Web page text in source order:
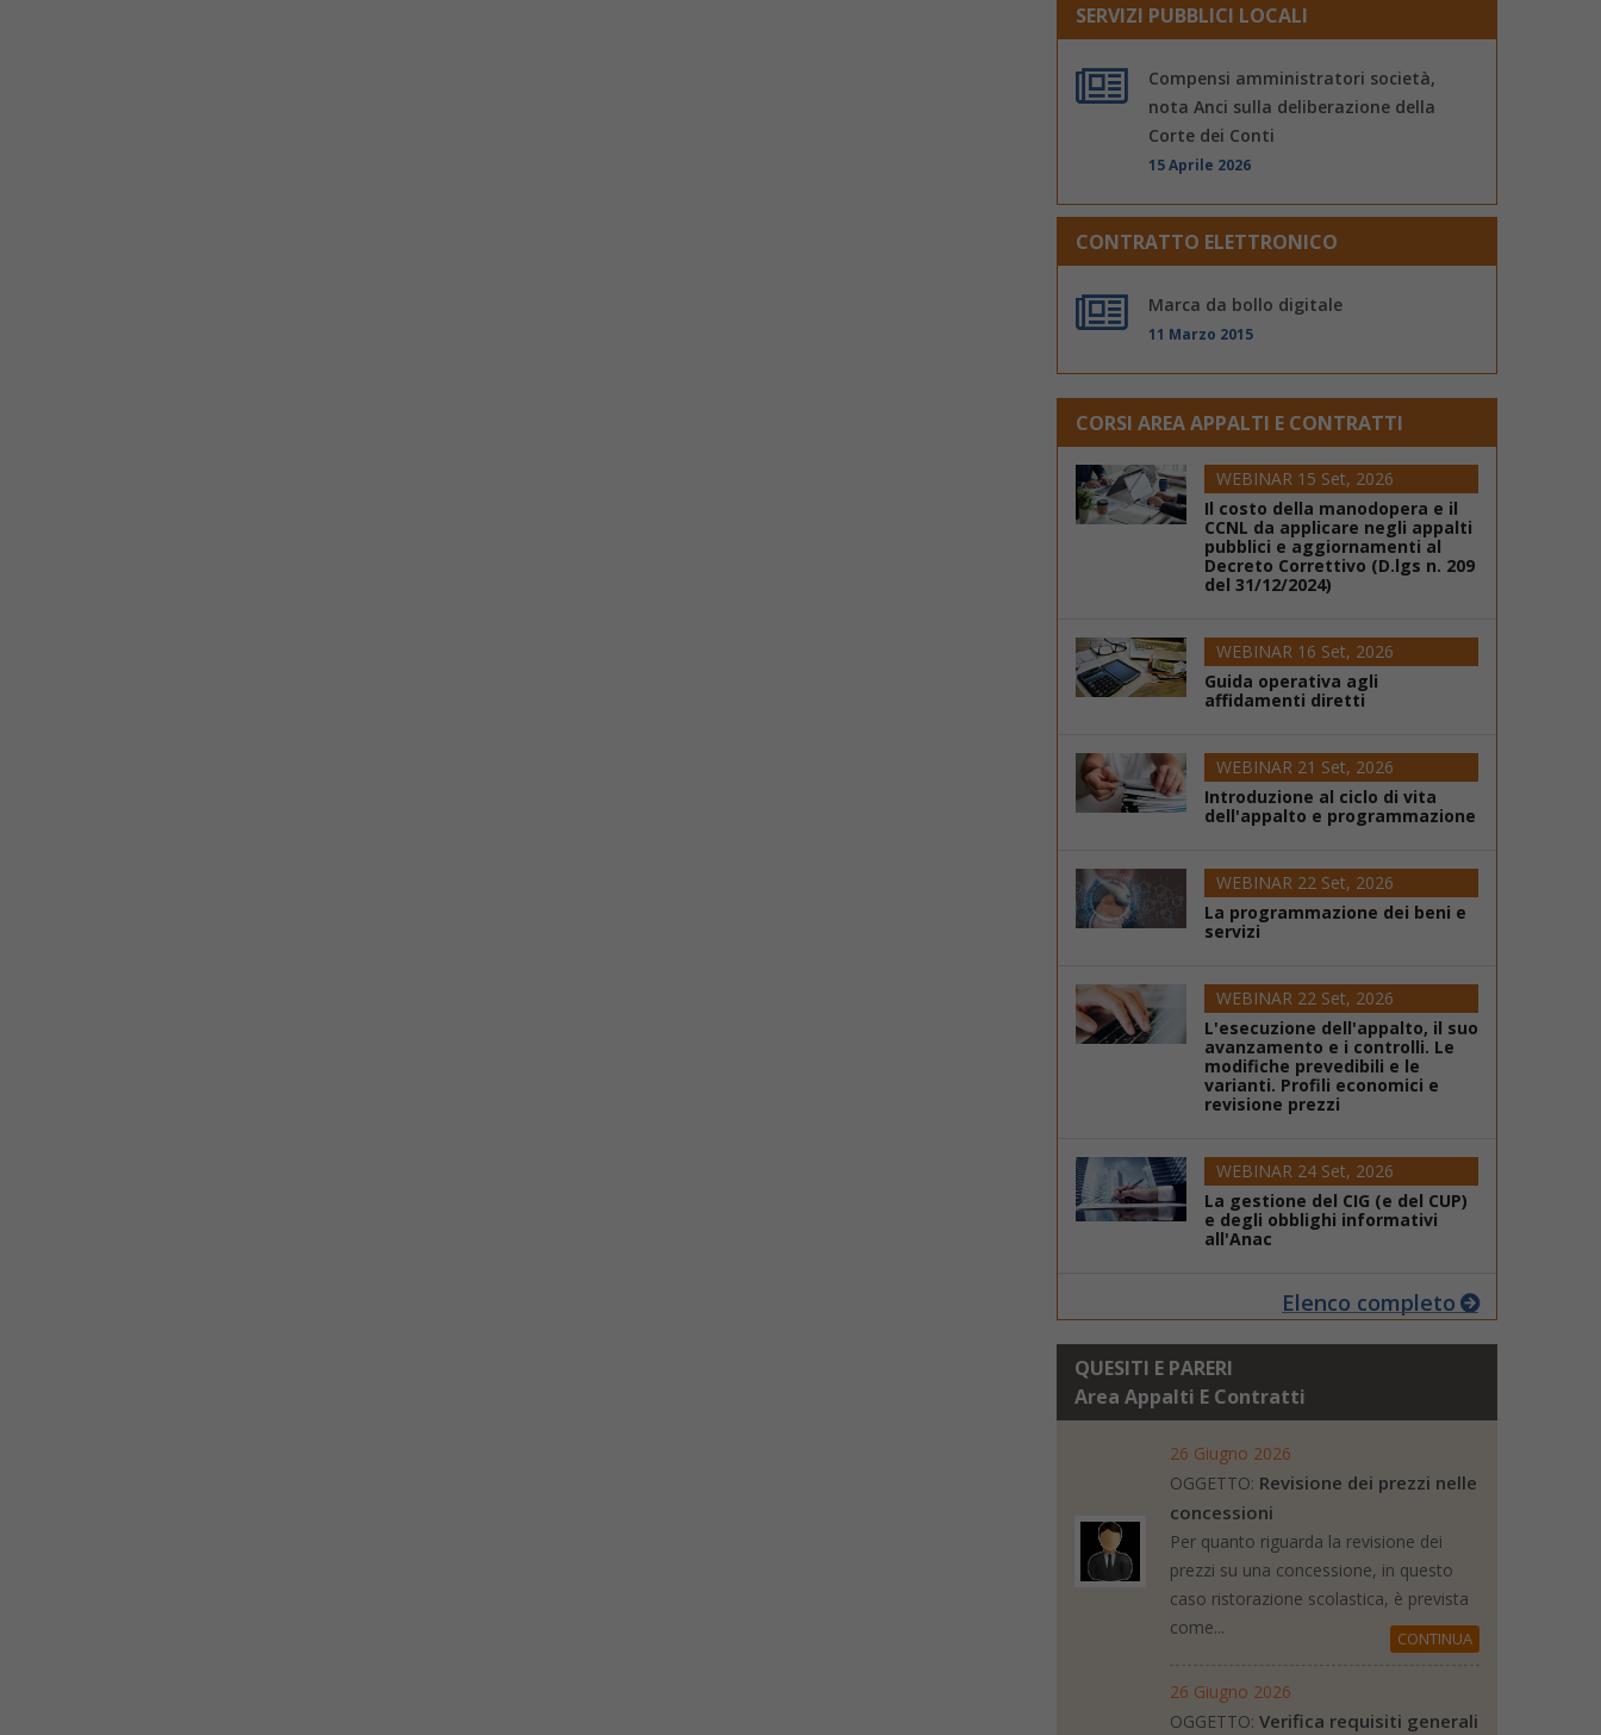
SERVIZI PUBBLICI LOCALI
Compensi amministratori società,
nota Anci sulla deliberazione della
Corte dei Conti
15 Aprile 2026
CONTRATTO ELETTRONICO
Marca da bollo digitale
11 Marzo 2015
CORSI AREA APPALTI E CONTRATTI
WEBINAR 15 Set, 2026
Il costo della manodopera e il
CCNL da applicare negli appalti
pubblici e aggiornamenti al
Decreto Correttivo (D.lgs n. 209
del 31/12/2024)
WEBINAR 16 Set, 2026
Guida operativa agli
affidamenti diretti
WEBINAR 21 Set, 2026
Introduzione al ciclo di vita
dell'appalto e programmazione
WEBINAR 22 Set, 2026
La programmazione dei beni e
servizi
WEBINAR 22 Set, 2026
L'esecuzione dell'appalto, il suo
avanzamento e i controlli. Le
modifiche prevedibili e le
varianti. Profili economici e
revisione prezzi
WEBINAR 24 Set, 2026
La gestione del CIG (e del CUP)
e degli obblighi informativi
all'Anac
Elenco completo
QUESITI E PARERI
Area Appalti E Contratti
26 Giugno 2026
OGGETTO: Revisione dei prezzi nelle
concessioni
Per quanto riguarda la revisione dei
prezzi su una concessione, in questo
caso ristorazione scolastica, è prevista
come...
CONTINUA
26 Giugno 2026
OGGETTO: Verifica requisiti generali